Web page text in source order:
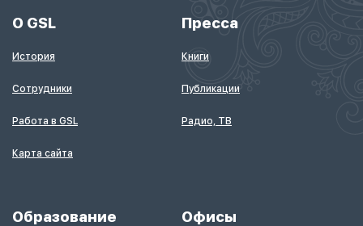
О GSL
История
Сотрудники
Работа в GSL
Карта сайта
Пресса
Книги
Публикации
Радио, ТВ
Образование Офисы